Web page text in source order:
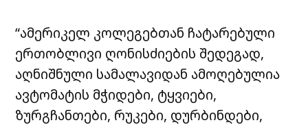
“ამერიკელ კოლეგებთან ჩატარებული
ერთობლივი ღონისძიების შედეგად,
აღნიშნული სამალავიდან ამოღებულია
ავტომატის მჭიდები, ტყვიები,
ზურგჩანთები, რუკები, დურბინდები,